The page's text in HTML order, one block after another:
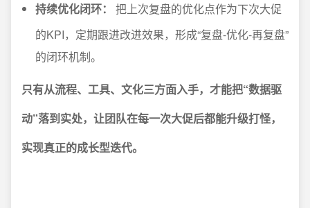
持续优化闭环：
把上次复盘的优化点作为下次大促
的KPI，定期跟进改进效果，形成“复盘-优化-再复盘”
的闭环机制。
只有从流程、工具、文化三方面入手，才能把“数据驱
动”落到实处，让团队在每一次大促后都能升级打怪，
实现真正的成长型迭代。